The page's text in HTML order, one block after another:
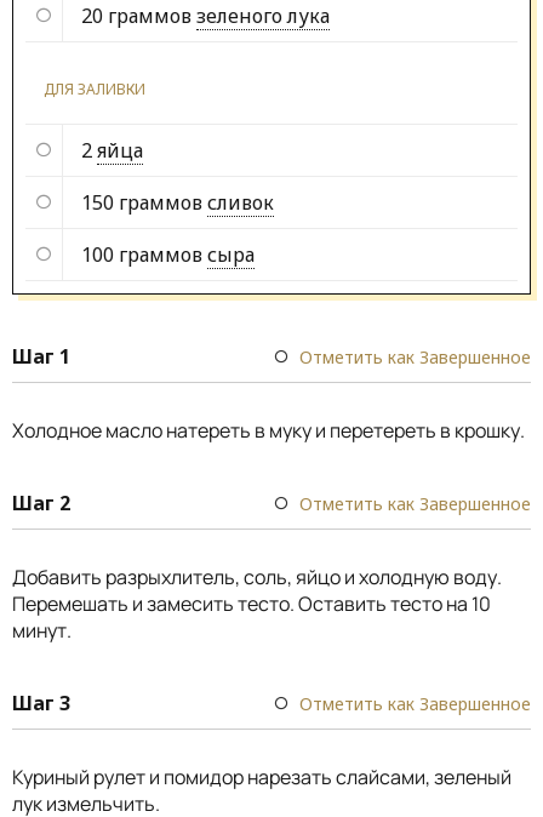
20 граммовзеленого лука
ДЛЯ ЗАЛИВКИ
2яйца
150 граммовсливок
100 граммовсыра
Шаг 1 Отметить как Завершенное
Холодное масло натереть в муку и перетереть в крошку.
Шаг 2 Отметить как Завершенное
Добавить разрыхлитель, соль, яйцо и холодную воду.
Перемешать и замесить тесто. Оставить тесто на 10
минут.
Шаг 3 Отметить как Завершенное
Куриный рулет и помидор нарезать слайсами, зеленый
лук измельчить.